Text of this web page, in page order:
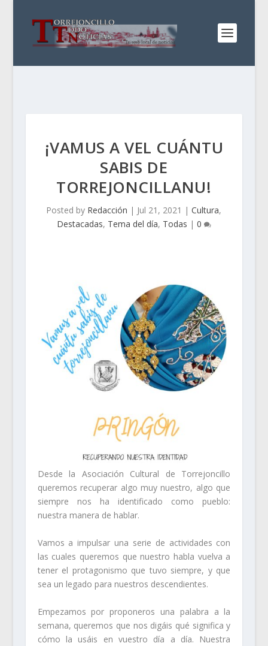
¡VAMUS A VEL CUÁNTU
SABIS DE
TORREJONCILLANU!
Posted by Redacción | Jul 21, 2021 |Cultura,
Destacadas, Tema del día, Todas | 0
Desde la Asociación Cultural de Torrejoncillo
queremos recuperar algo muy nuestro, algo que
siempre nos ha identificado como pueblo:
nuestra manera de hablar.
Vamos a impulsar una serie de actividades con
las cuales queremos que nuestro habla vuelva a
tener el protagonismo que tuvo siempre, y que
sea un legado para nuestros descendientes.
Empezamos por proponeros una palabra a la
semana, queremos que nos digáis qué significa y
cómo la usáis en vuestro día a día. Nuestra